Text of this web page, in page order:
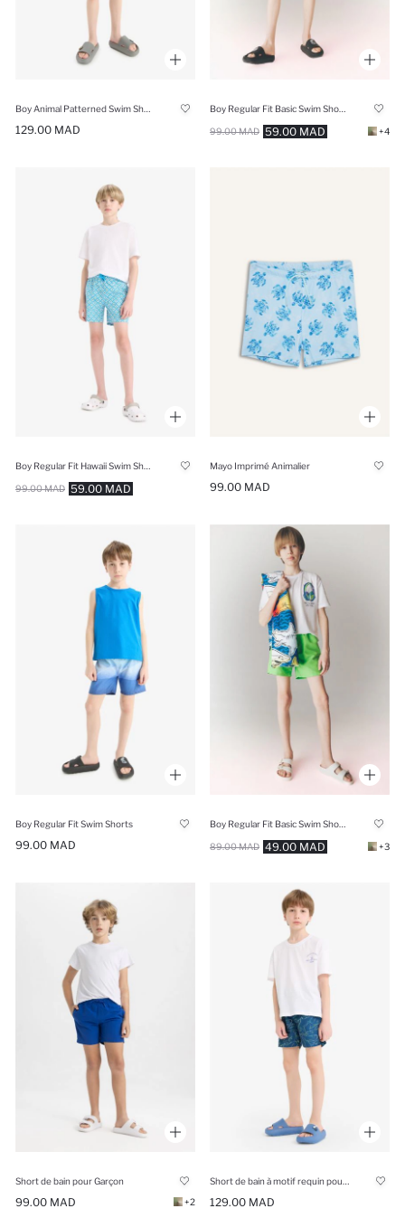
129.00 MAD 59.00 MAD
99.00 MAD +4
59.00 MAD
99.00 MAD
Mayo Imprimé Animalier
99.00 MAD
Boy Regular Fit Swim Shorts
99.00 MAD 49.00 MAD
89.00 MAD +3
Short de bain pour Garçon
99.00 MAD +2 129.00 MAD